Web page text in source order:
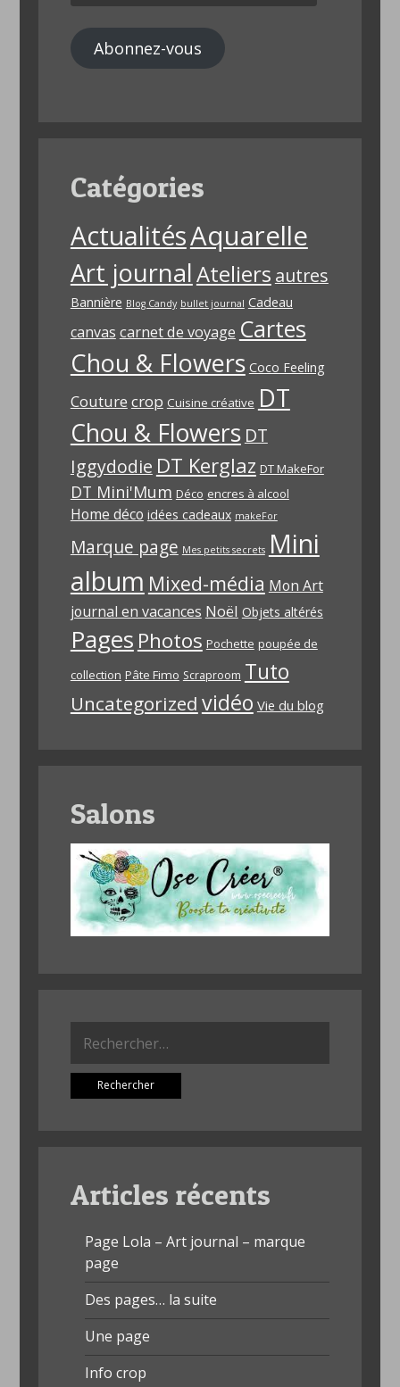
Email
Abonnez-vous
Catégories
ActualitésAquarelle
Art journalAteliers autres
Bannière Blog Candy bullet journal Cadeau
canvas carnet de voyage Cartes
Chou & Flowers Coco Feeling
Couture crop Cuisine créative DT
Chou & Flowers DT
Iggydodie DT Kerglaz DT MakeFor
DT Mini'Mum Déco encres à alcool
Home déco idées cadeaux makeFor
Marque page Mes petits secrets Mini
album Mixed-média Mon Art
journal en vacances Noël Objets altérés
Pages Photos Pochette poupée de
collection Pâte Fimo Scraproom Tuto
Uncategorized vidéo Vie du blog
Salons
Articles récents
Page Lola – Art journal – marque
page
Des pages… la suite
Une page
Info crop